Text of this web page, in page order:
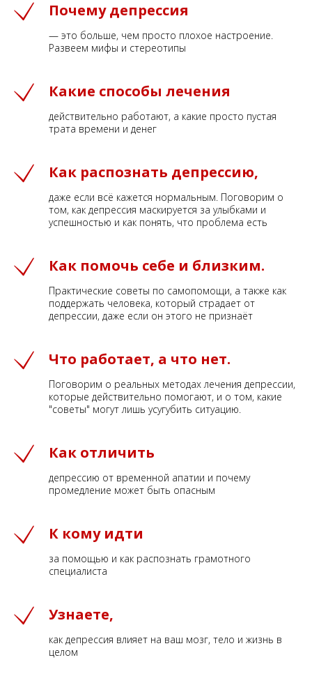
Почему депрессия
— это больше, чем просто плохое настроение.
Развеем мифы и стереотипы
Какие способы лечения
действительно работают, а какие просто пустая
трата времени и денег
Как распознать депрессию,
даже если всё кажется нормальным. Поговорим о
том, как депрессия маскируется за улыбками и
успешностью и как понять, что проблема есть
Как помочь себе и близким.
Практические советы по самопомощи, а также как
поддержать человека, который страдает от
депрессии, даже если он этого не признаёт
Что работает, а что нет.
Поговорим о реальных методах лечения депрессии,
которые действительно помогают, и о том, какие
"советы" могут лишь усугубить ситуацию.
Как отличить
депрессию от временной апатии и почему
промедление может быть опасным
К кому идти
за помощью и как распознать грамотного
специалиста
Узнаете,
как депрессия влияет на ваш мозг, тело и жизнь в
целом